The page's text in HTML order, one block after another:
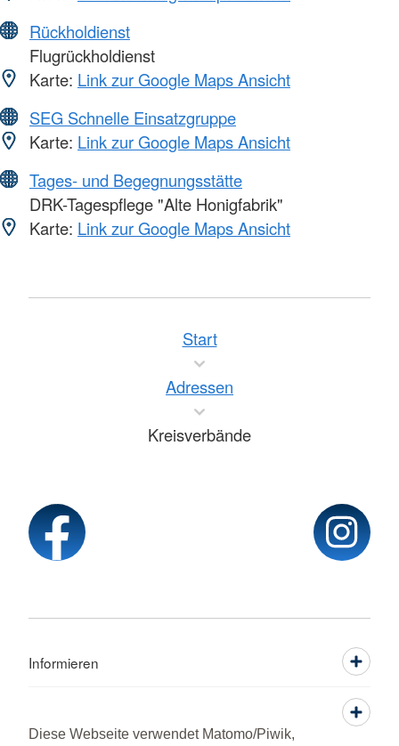
Diese Webseite verwendet Matomo/Piwik,
Rückholdienst
Flugrückholdienst
Karte: Link zur Google Maps Ansicht
SEG Schnelle Einsatzgruppe
Karte: Link zur Google Maps Ansicht
Tages- und Begegnungsstätte
DRK-Tagespflege "Alte Honigfabrik"
Karte: Link zur Google Maps Ansicht
Start
Adressen
Kreisverbände
Informieren